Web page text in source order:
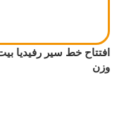
افتتاح خط سير رفيديا
وزن